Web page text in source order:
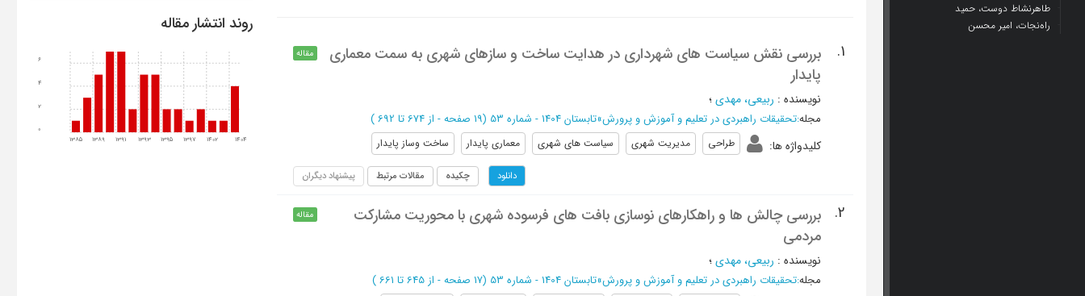
طاهرنشاط دوست، حمید
راه‌نجات، امیر محسن
1.
بررسی نقش سیاست های شهرداری در هدایت ساخت و سازهای شهری به سمت معماری
پایدار
مقاله
نویسنده : ربیعی، مهدی؛
مجله:تحقیقات راهبردی در تعلیم و آموزش و پرورش»تابستان 1404 - شماره 53 (‎19 صفحه - از 674 تا 692 )
کلیدواژه ها: طراحی مدیریت شهری سیاست های شهری معماری پایدار ساخت وساز پایدار
دانلود چکیده مقالات مرتبط پیشنهاد دیگران
2.
بررسی چالش ها و راهکارهای نوسازی بافت های فرسوده شهری با محوریت مشارکت
مردمی
مقاله
نویسنده : ربیعی، مهدی؛
مجله:تحقیقات راهبردی در تعلیم و آموزش و پرورش»تابستان 1404 - شماره 53 (‎17 صفحه - از 645 تا 661 )
روند انتشار مقاله
1385 1389 1391 1393 1395 1397 1402 1404
0
2
4
6